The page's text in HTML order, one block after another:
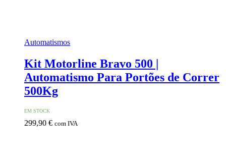
Automatismos
Kit Motorline Bravo 500 |
Automatismo Para Portões de Correr
500Kg
EM STOCK
299,90 € com IVA